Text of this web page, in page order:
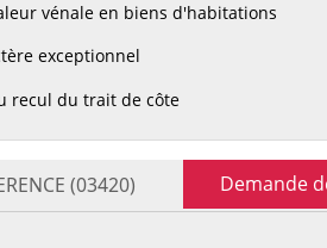
vénale en biens d'habitations
exceptionnel
recul du trait de côte
(03420) Demande